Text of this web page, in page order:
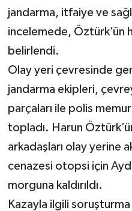
jandarma, itfaiye ve
incelemede, Öztürk’ün
belirlendi.
Olay yeri çevresinde
jandarma ekipleri,
parçaları ile polis
topladı. Harun
arkadaşları olay yerine
cenazesi otopsi için
morguna kaldırıldı.
Kazayla ilgili soruşturma
SİYASET
SPOR HABERLERİ
Turizm
ÜLKE GÜNDEMİ
YAŞAM
YEREL